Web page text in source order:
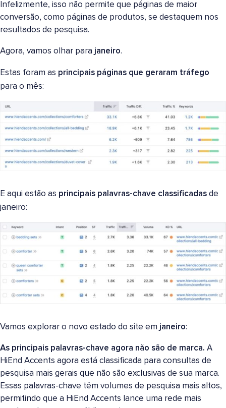
Infelizmente, isso não permite que páginas de maior
conversão, como páginas de produtos, se destaquem nos
resultados de pesquisa.
Agora, vamos olhar para janeiro.
Estas foram as principais páginas que geraram tráfego
para o mês:
E aqui estão as principais palavras-chave classificadas de
janeiro:
Vamos explorar o novo estado do site em janeiro:
As principais palavras-chave agora não são de marca. A
HiEnd Accents agora está classificada para consultas de
pesquisa mais gerais que não são exclusivas de sua marca.
Essas palavras-chave têm volumes de pesquisa mais altos,
permitindo que a HiEnd Accents lance uma rede mais